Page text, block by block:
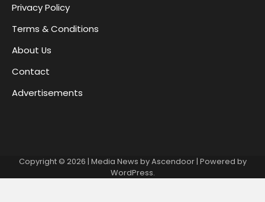
Privacy Policy
Terms & Conditions
About Us
Contact
Advertisements
Copyright © 2026 | Media News byAscendoor| Powered by
WordPress.